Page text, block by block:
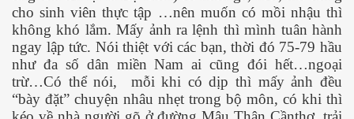
cho sinh viên thực tập …nên muốn có mồi nhậu thì
không khó lắm. Mấy ảnh ra lệnh thì mình tuân hành
ngay lập tức. Nói thiệt với các bạn, thời đó 75-79 hầu
như đa số dân miền Nam ai cũng đói hết…ngoại
trừ…Có thể nói,
mỗi khi có dịp thì mấy ảnh đều
“bày đặt” chuyện nhâu nhẹt trong bộ môn, có khi thì